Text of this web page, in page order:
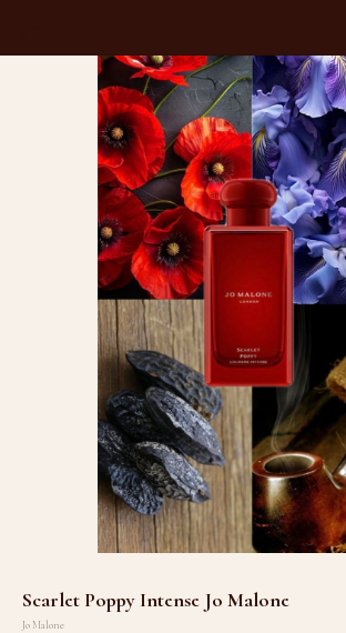
Scarlet Poppy Intense Jo Malone
Jo Malone